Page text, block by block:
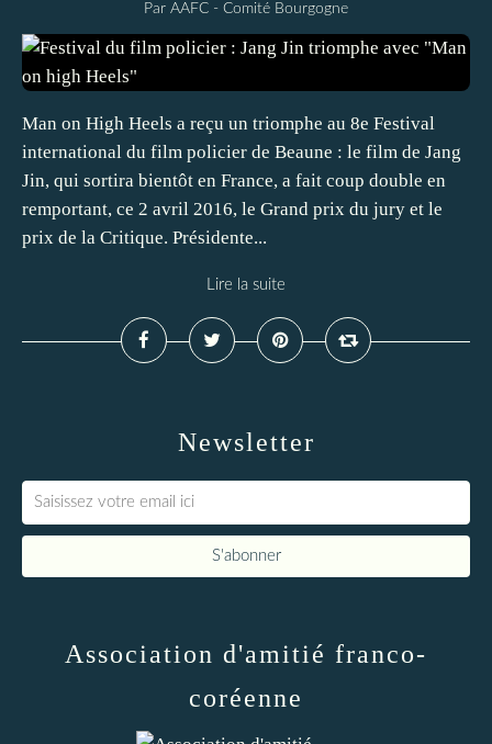
Par AAFC - Comité Bourgogne
Man on High Heels a reçu un triomphe au 8e Festival
international du film policier de Beaune : le film de Jang
Jin, qui sortira bientôt en France, a fait coup double en
remportant, ce 2 avril 2016, le Grand prix du jury et le
prix de la Critique. Présidente...
Lire la suite
Newsletter
Association d'amitié franco-
coréenne